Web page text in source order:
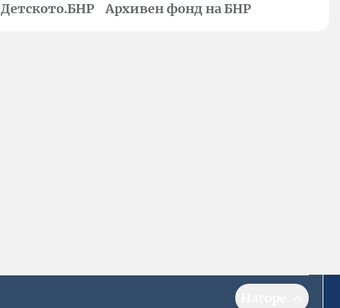
Детското.БНР Архивен фонд на БНР